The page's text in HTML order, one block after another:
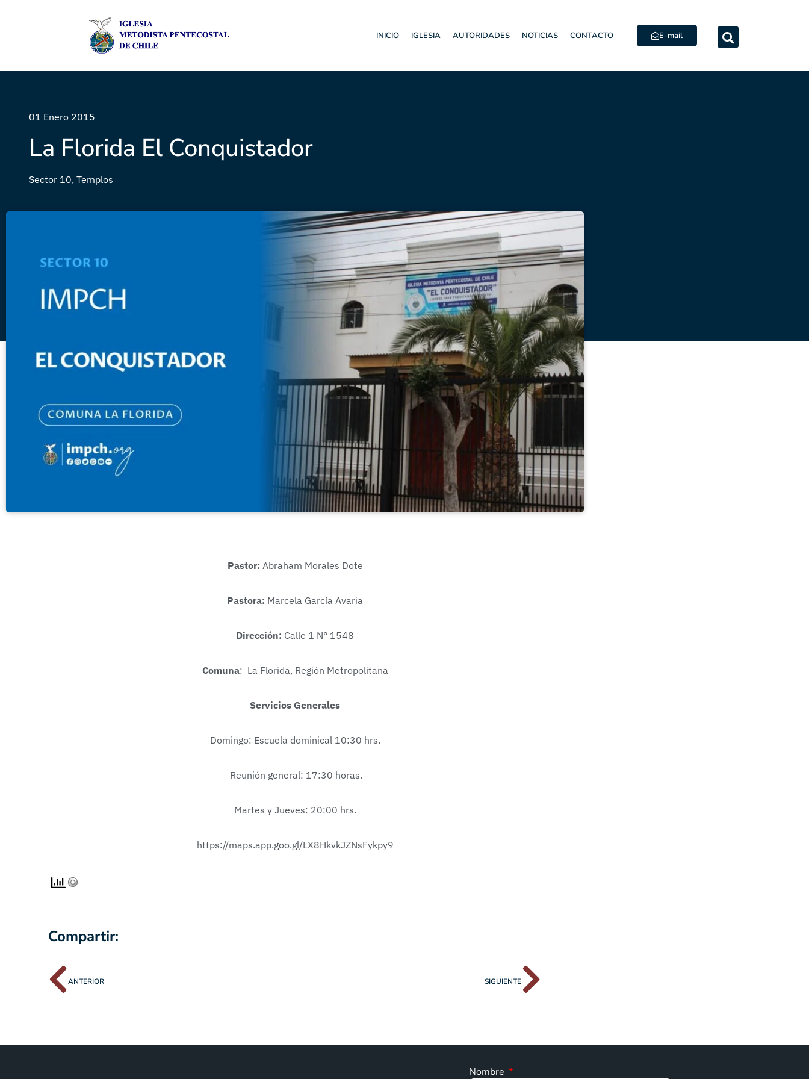
INICIO IGLESIA AUTORIDADES NOTICIAS CONTACTO E-mail
01 Enero 2015
La Florida El Conquistador
Sector 10, Templos
Pastor: Abraham Morales Dote
Pastora: Marcela García Avaria
Dirección: Calle 1 N° 1548
Comuna: La Florida, Región Metropolitana
Servicios Generales
Domingo: Escuela dominical 10:30 hrs.
Reunión general: 17:30 horas.
Martes y Jueves: 20:00 hrs.
https://maps.app.goo.gl/LX8HkvkJZNsFykpy9
Compartir:
ANTERIOR SIGUIENTE
Nombre